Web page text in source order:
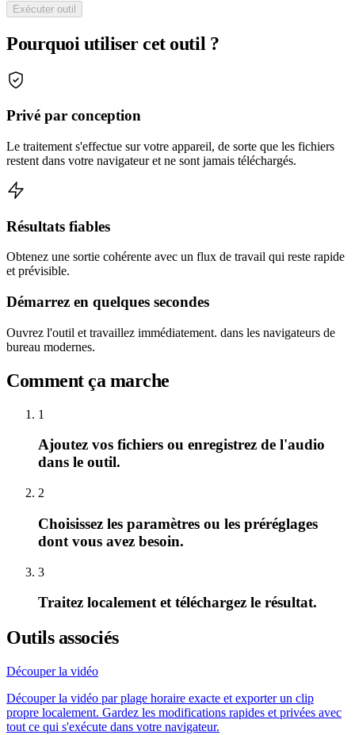
Exécuter outil
Pourquoi utiliser cet outil ?
Privé par conception
Le traitement s'effectue sur votre appareil, de sorte que les fichiers
restent dans votre navigateur et ne sont jamais téléchargés.
Résultats fiables
Obtenez une sortie cohérente avec un flux de travail qui reste rapide
et prévisible.
Démarrez en quelques secondes
Ouvrez l'outil et travaillez immédiatement. dans les navigateurs de
bureau modernes.
Comment ça marche
1
Ajoutez vos fichiers ou enregistrez de l'audio
dans le outil.
2
Choisissez les paramètres ou les préréglages
dont vous avez besoin.
3
Traitez localement et téléchargez le résultat.
Outils associés
Découper la vidéo
Découper la vidéo par plage horaire exacte et exporter un clip
propre localement. Gardez les modifications rapides et privées avec
tout ce qui s'exécute dans votre navigateur.